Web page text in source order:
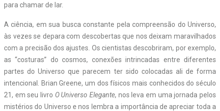
para chamar de lar.
A ciência, em sua busca constante pela compreensão do Universo,
às vezes se depara com descobertas que nos deixam maravilhados
com a precisão dos ajustes. Os cientistas descobriram, por exemplo,
as “costuras” do cosmos, conexões intrincadas entre diferentes
partes do Universo que parecem ter sido colocadas ali de forma
intencional. Brian Greene, um dos físicos mais conhecidos do século
21, em seu livro O Universo Elegante, nos leva em uma jornada pelos
mistérios do Universo e nos lembra a importância de apreciar toda a